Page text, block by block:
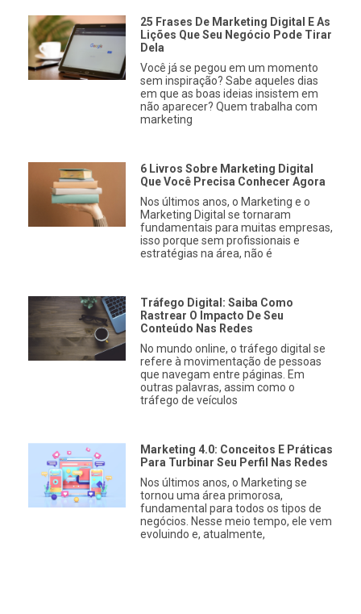
25 Frases De Marketing Digital E As
Lições Que Seu Negócio Pode Tirar
Dela
Você já se pegou em um momento
sem inspiração? Sabe aqueles dias
em que as boas ideias insistem em
não aparecer? Quem trabalha com
marketing
6 Livros Sobre Marketing Digital
Que Você Precisa Conhecer Agora
Nos últimos anos, o Marketing e o
Marketing Digital se tornaram
fundamentais para muitas empresas,
isso porque sem profissionais e
estratégias na área, não é
Tráfego Digital: Saiba Como
Rastrear O Impacto De Seu
Conteúdo Nas Redes
No mundo online, o tráfego digital se
refere à movimentação de pessoas
que navegam entre páginas. Em
outras palavras, assim como o
tráfego de veículos
Marketing 4.0: Conceitos E Práticas
Para Turbinar Seu Perfil Nas Redes
Nos últimos anos, o Marketing se
tornou uma área primorosa,
fundamental para todos os tipos de
negócios. Nesse meio tempo, ele vem
evoluindo e, atualmente,